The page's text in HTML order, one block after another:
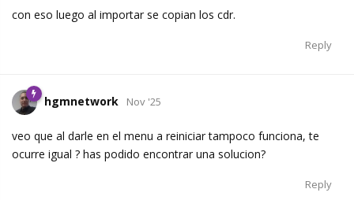
con eso luego al importar se copian los cdr.
Reply
hgmnetwork Nov '25
veo que al darle en el menu a reiniciar tampoco funciona, te
ocurre igual ? has podido encontrar una solucion?
Reply